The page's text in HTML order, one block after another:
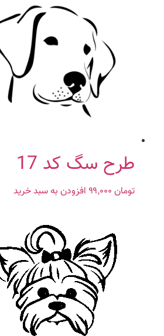
طرح سگ کد 17
تومان افزودن به سبد خرید